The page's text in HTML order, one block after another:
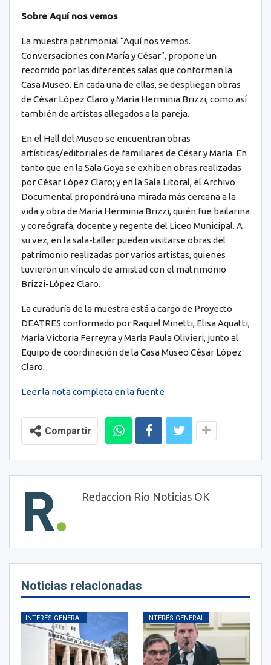
Sobre Aquí nos vemos
La muestra patrimonial “Aquí nos vemos.
Conversaciones con María y César”, propone un
recorrido por las diferentes salas que conforman la
Casa Museo. En cada una de ellas, se despliegan obras
de César López Claro y María Herminia Brizzi, como así
también de artistas allegados a la pareja.
En el Hall del Museo se encuentran obras
artísticas/editoriales de familiares de César y María. En
tanto que en la Sala Goya se exhiben obras realizadas
por César López Claro; y en la Sala Litoral, el Archivo
Documental propondrá una mirada más cercana a la
vida y obra de María Herminia Brizzi, quién fue bailarina
y coreógrafa, docente y regente del Liceo Municipal. A
su vez, en la sala-taller pueden visitarse obras del
patrimonio realizadas por varios artistas, quienes
tuvieron un vínculo de amistad con el matrimonio
Brizzi-López Claro.
La curaduría de la muestra está a cargo de Proyecto
DEATRES conformado por Raquel Minetti, Elisa Aquatti,
María Victoria Ferreyra y María Paula Olivieri, junto al
Equipo de coordinación de la Casa Museo César López
Claro.
Leer la nota completa en la fuente
Compartir
Redaccion Rio Noticias OK
Noticias relacionadas
INTERÉS GENERAL INTERÉS GENERAL